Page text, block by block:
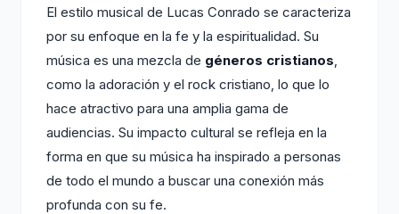
El estilo musical de Lucas Conrado se caracteriza
por su enfoque en la fe y la espiritualidad. Su
música es una mezcla de géneros cristianos,
como la adoración y el rock cristiano, lo que lo
hace atractivo para una amplia gama de
audiencias. Su impacto cultural se refleja en la
forma en que su música ha inspirado a personas
de todo el mundo a buscar una conexión más
profunda con su fe.